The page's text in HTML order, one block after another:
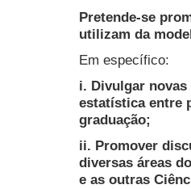
Pretende-se
utilizam da
Em específico:
i. Divulgar
estatística entre
graduação;
ii. Promover
diversas áreas
e as outras